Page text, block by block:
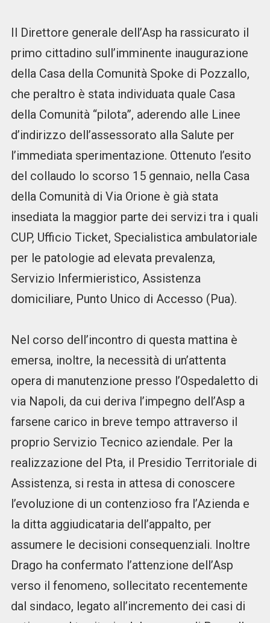
Il Direttore generale dell’Asp ha rassicurato il
primo cittadino sull’imminente inaugurazione
della Casa della Comunità Spoke di Pozzallo,
che peraltro è stata individuata quale Casa
della Comunità “pilota”, aderendo alle Linee
d’indirizzo dell’assessorato alla Salute per
l’immediata sperimentazione. Ottenuto l’esito
del collaudo lo scorso 15 gennaio, nella Casa
della Comunità di Via Orione è già stata
insediata la maggior parte dei servizi tra i quali
CUP, Ufficio Ticket, Specialistica ambulatoriale
per le patologie ad elevata prevalenza,
Servizio Infermieristico, Assistenza
domiciliare, Punto Unico di Accesso (Pua).
Nel corso dell’incontro di questa mattina è
emersa, inoltre, la necessità di un’attenta
opera di manutenzione presso l’Ospedaletto di
via Napoli, da cui deriva l’impegno dell’Asp a
farsene carico in breve tempo attraverso il
proprio Servizio Tecnico aziendale. Per la
realizzazione del Pta, il Presidio Territoriale di
Assistenza, si resta in attesa di conoscere
l’evoluzione di un contenzioso fra l’Azienda e
la ditta aggiudicataria dell’appalto, per
assumere le decisioni consequenziali. Inoltre
Drago ha confermato l’attenzione dell’Asp
verso il fenomeno, sollecitato recentemente
dal sindaco, legato all’incremento dei casi di